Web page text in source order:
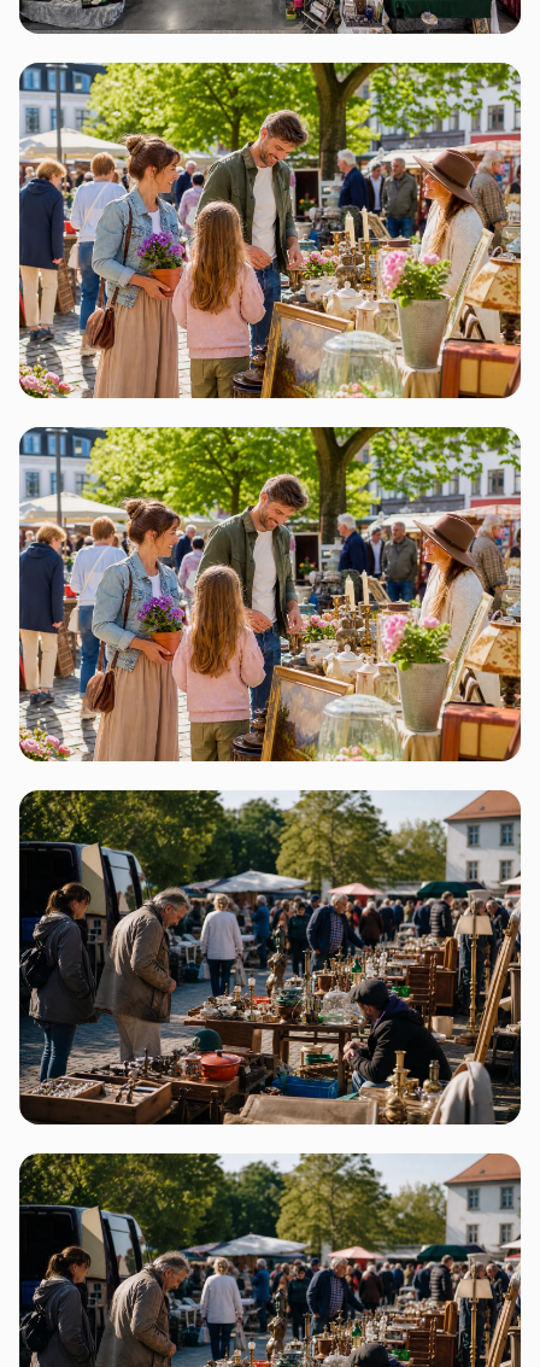
Berlin
24 Flohmärkte
Nordrhein-Westfalen
22 Flohmärkte
Bayern
7 Flohmärkte
Baden-Württemberg
6 Flohmärkte